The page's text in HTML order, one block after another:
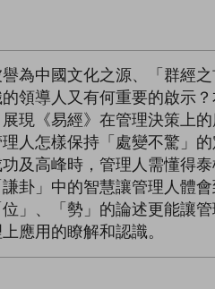
譽為中國文化之源、「群經
領導人又有何重要的啟示
現《易經》在管理決策上
理人怎樣保持「處變不驚」
及高峰時，管理人需懂得
卦」中的智慧讓管理人體
位」、「勢」的論述更能讓
應用的瞭解和認識。